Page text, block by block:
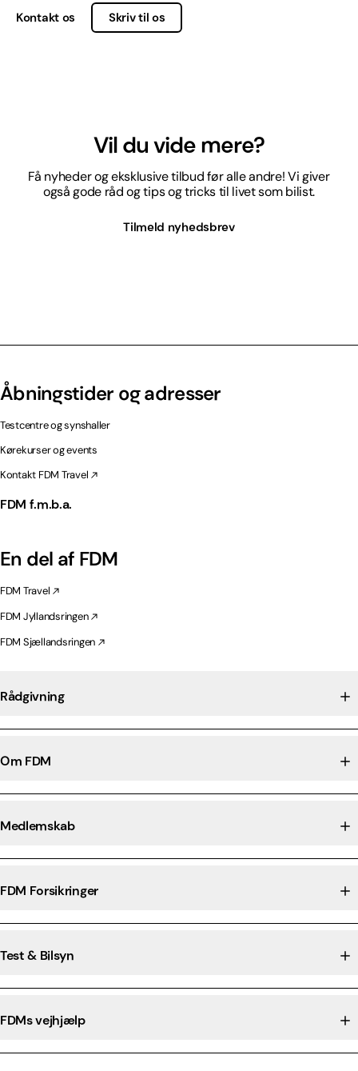
Kontakt os Skriv til os
Vil du vide mere?
Få nyheder og eksklusive tilbud før alle andre! Vi giver
også gode råd og tips og tricks til livet som bilist.
Tilmeld nyhedsbrev
Åbningstider og adresser
Testcentre og synshaller
Kørekurser og events
Kontakt FDM Travel
FDM f.m.b.a.
En del af FDM
FDM Travel
FDM Jyllandsringen
FDM Sjællandsringen
Rådgivning
Om FDM
Medlemskab
FDM Forsikringer
Test & Bilsyn
FDMs vejhjælp